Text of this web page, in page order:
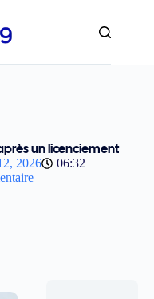
un licenciement
2026
06:32